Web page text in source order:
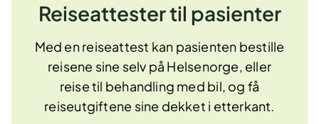
Reiseattester til pasienter
Med en reiseattest kan pasienten bestille
reisene sine selv på Helsenorge, eller
reise til behandling med bil, og få
reiseutgiftene sine dekket i etterkant.